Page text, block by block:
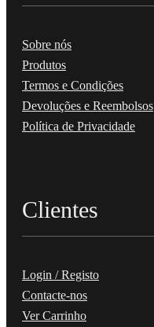
Sobre nós
Produtos
Termos e Condições
Devoluções e Reembolsos
Política de Privacidade
Clientes
Login / Registo
Contacte-nos
Ver Carrinho